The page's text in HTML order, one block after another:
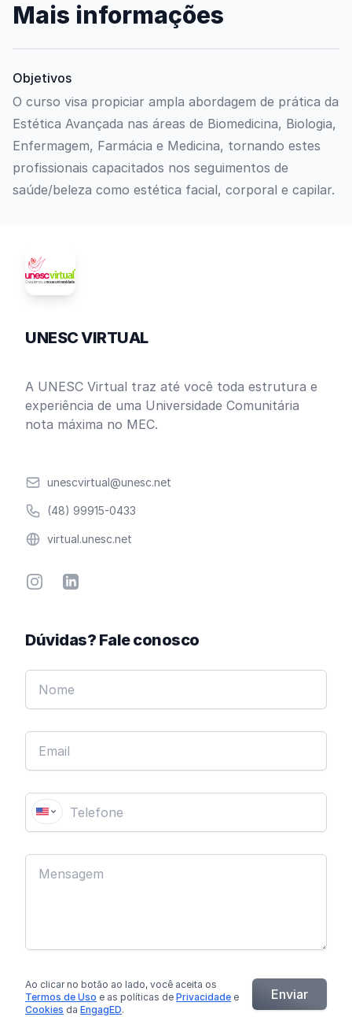
Mais informações
Objetivos
O curso visa propiciar ampla abordagem de prática da
Estética Avançada nas áreas de Biomedicina, Biologia,
Enfermagem, Farmácia e Medicina, tornando estes
profissionais capacitados nos seguimentos de
saúde/beleza como estética facial, corporal e capilar.
UNESC VIRTUAL
A UNESC Virtual traz até você toda estrutura e
experiência de uma Universidade Comunitária
nota máxima no MEC.
Emailunescvirtual@unesc.net
Telefone(48) 99915-0433
Websitevirtual.unesc.net
InstagramLinkedin
Dúvidas? Fale conosco
Ao clicar no botão ao lado, você aceita os
Termos de Uso e as políticas de Privacidade e
Cookies da EngagED.
Enviar